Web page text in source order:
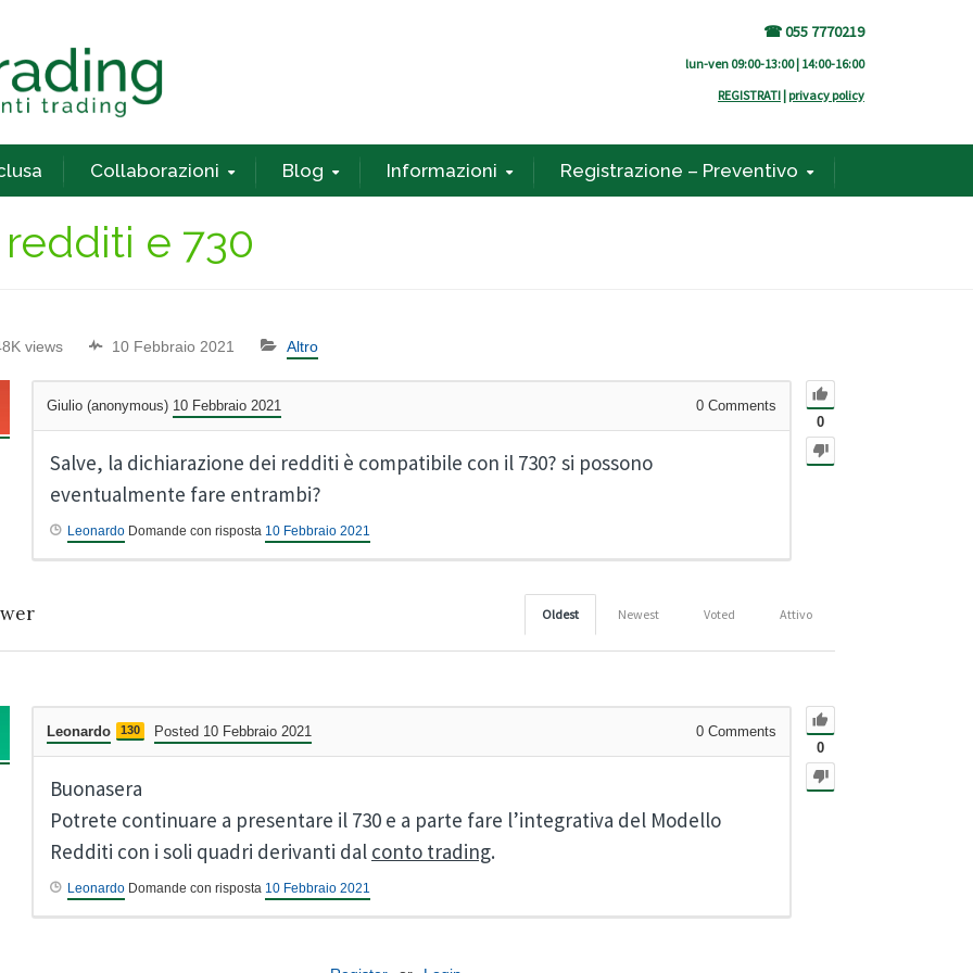
☎ 055 7770219
lun-ven 09:00-13:00 | 14:00-16:00
REGISTRATI | privacy policy
Collaborazioni Blog Informazioni Registrazione – Preventivo
e 730
views 10 Febbraio 2021 Altro
0
Giulio (anonymous) 10 Febbraio 2021 0 Comments
Salve, la dichiarazione dei redditi è compatibile con il 730? si possono
eventualmente fare entrambi?
Leonardo Domande con risposta 10 Febbraio 2021
Attivo
Voted
Newest
Oldest
0
Leonardo 130 Posted 10 Febbraio 2021 0 Comments
Buonasera
Potrete continuare a presentare il 730 e a parte fare l’integrativa del Modello
Redditi con i soli quadri derivanti dal conto trading.
Leonardo Domande con risposta 10 Febbraio 2021